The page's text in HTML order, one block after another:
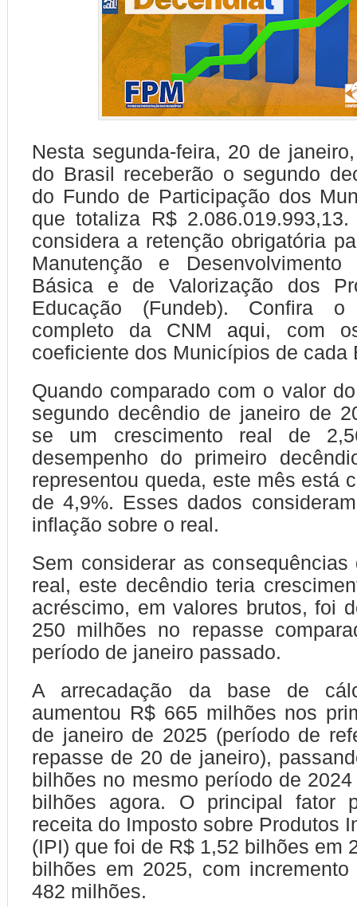
Nesta segunda-feira, 20 de
do Brasil receberão o segundo
do Fundo de Participação dos
que totaliza R$
considera a retenção obrigatória
Manutenção e
Básica e de Valorização dos
Educação (Fundeb). Confira o
completo da CNM aqui, com
coeficiente dos Municípios de cada
Quando comparado com o valor
segundo decêndio de janeiro de
se um crescimento real de
desempenho do primeiro
representou queda, este mês está
de 4,9%. Esses dados
inflação sobre o real.
Sem considerar as
real, este decêndio teria
acréscimo, em valores brutos, foi
250 milhões no repasse
período de janeiro passado.
A arrecadação da base de
aumentou R$ 665 milhões nos
de janeiro de 2025 (período de
repasse de 20 de janeiro),
bilhões no mesmo período de
bilhões agora. O principal fator
receita do Imposto sobre Produtos
(IPI) que foi de R$ 1,52 bilhões em
bilhões em 2025, com
482 milhões.